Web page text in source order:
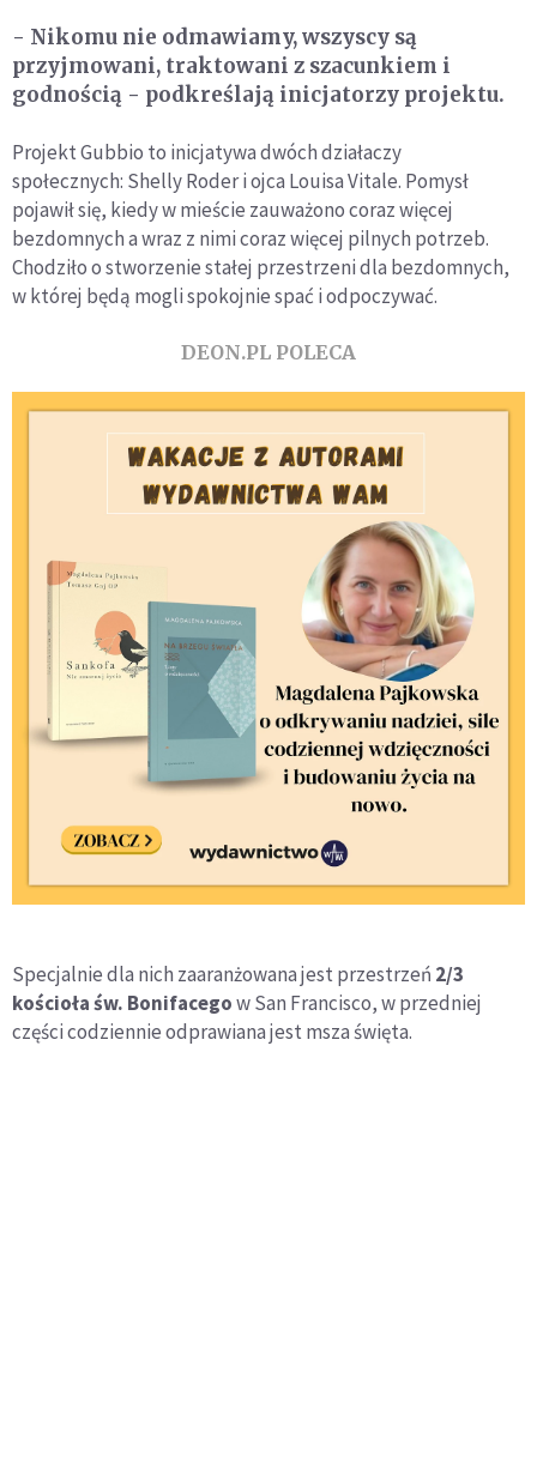
- Nikomu nie odmawiamy, wszyscy są
przyjmowani, traktowani z szacunkiem i
godnością - podkreślają inicjatorzy projektu.
Projekt Gubbio to inicjatywa dwóch działaczy
społecznych: Shelly Roder i ojca Louisa Vitale. Pomysł
pojawił się, kiedy w mieście zauważono coraz więcej
bezdomnych a wraz z nimi coraz więcej pilnych potrzeb.
Chodziło o stworzenie stałej przestrzeni dla bezdomnych,
w której będą mogli spokojnie spać i odpoczywać.
DEON.PL POLECA
Specjalnie dla nich zaaranżowana jest przestrzeń 2/3
kościoła św. Bonifacegow San Francisco, w przedniej
części codziennie odprawiana jest msza święta.